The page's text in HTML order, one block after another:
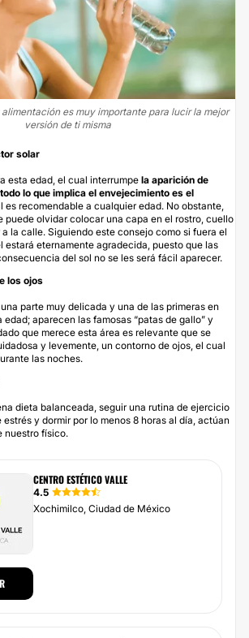
es muy importante para lucir la mejor
versión de ti misma
solar
esta edad, el cual interrumpe la aparición de
lo que implica el envejecimiento es el
es recomendable a cualquier edad. No obstante,
puede olvidar colocar una capa en el rostro, cuello
la calle. Siguiendo este consejo como si fuera el
estará eternamente agradecida, puesto que las
del sol no se les será fácil aparecer.
los ojos
parte muy delicada y una de las primeras en
aparecen las famosas “patas de gallo” y
que merece esta área es relevante que se
y levemente, un contorno de ojos, el cual
las noches.
dieta balanceada, seguir una rutina de ejercicio
y dormir por lo menos 8 horas al día, actúan
nuestro físico.
CENTRO ESTÉTICO VALLE
4.5
Xochimilco, Ciudad de México